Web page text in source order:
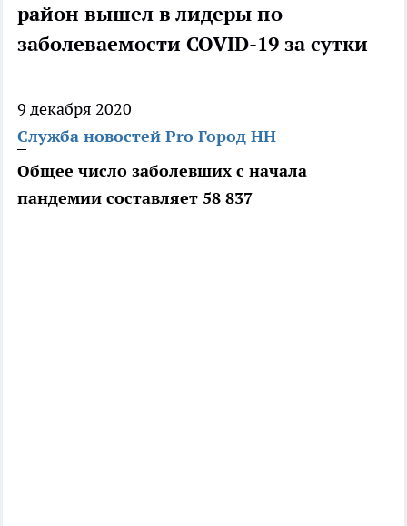
район вышел в лидеры по
заболеваемости COVID-19 за сутки
9 декабря 2020
Служба новостей Pro Город НН
Общее число заболевших с начала
пандемии составляет 58 837